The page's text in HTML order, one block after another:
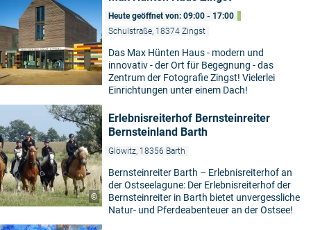
Heute geöffnet von: 09:00 - 17:00
Schulstraße, 18374 Zingst
Das Max Hünten Haus - modern und
innovativ - der Ort für Begegnung - das
Zentrum der Fotografie Zingst! Vielerlei
Einrichtungen unter einem Dach!
©
Erlebnisreiterhof Bernsteinreiter
Bernsteinland Barth
Glöwitz, 18356 Barth
Bernsteinreiter Barth – Erlebnisreiterhof an
der Ostseelagune: Der Erlebnisreiterhof der
Bernsteinreiter in Barth bietet unvergessliche
Natur- und Pferdeabenteuer an der Ostsee!